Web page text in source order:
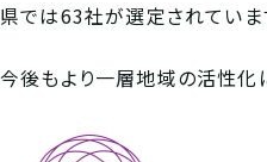
県では63社が選定されていま
今後もより一層地域の活性化